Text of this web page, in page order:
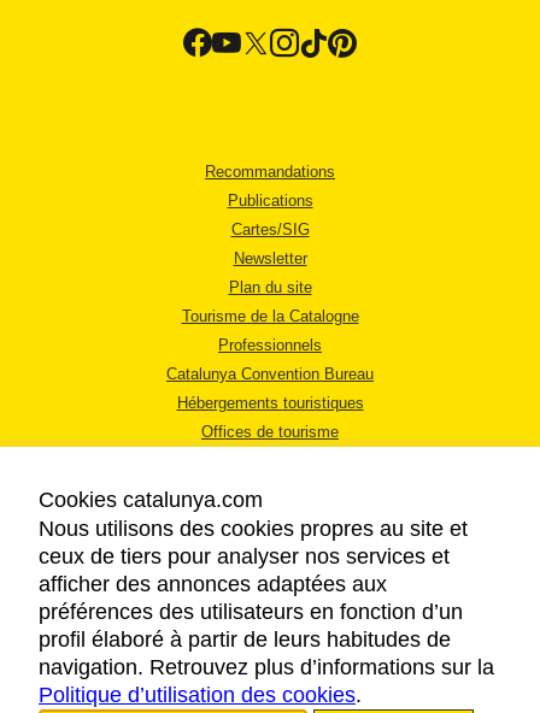
Recommandations
Publications
Cartes/SIG
Newsletter
Plan du site
Tourisme de la Catalogne
Professionnels
Catalunya Convention Bureau
Hébergements touristiques
Offices de tourisme
MENTIONS LÉGALES
RÈGLES DE CONFIDENTIALITÉ
COOKIES
ACCESSIBILITÉ
Cookies catalunya.com
Nous utilisons des cookies propres au site et
ceux de tiers pour analyser nos services et
afficher des annonces adaptées aux
préférences des utilisateurs en fonction d’un
profil élaboré à partir de leurs habitudes de
navigation. Retrouvez plus d’informations sur la
Politique d’utilisation des cookies.